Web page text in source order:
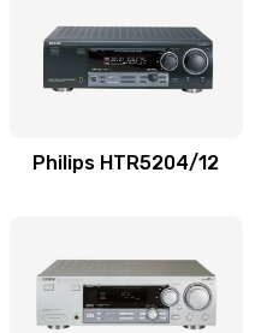
Philips HTR5204/12